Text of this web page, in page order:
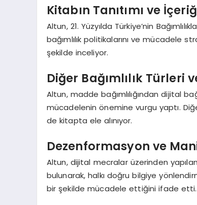
Kitabın Tanıtımı ve
Altun, 21. Yüzyılda Türkiye’nin
bağımlılık politikalarını ve mücadele
şekilde inceliyor.
Diğer Bağımlılık Türleri
Altun, madde bağımlılığından dijital
mücadelenin önemine vurgu yaptı.
de kitapta ele alınıyor.
Dezenformasyon ve
Altun, dijital mecralar üzerinden
bulunarak, halkı doğru bilgiye
bir şekilde mücadele ettiğini ifade etti.